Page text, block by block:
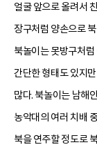
얼굴 앞으로 올려서
장구처럼 양손으로
북놀이는 못방구처
간단한 형태도 있지
많다. 북놀이는 남해
농악대의 여러 치배
북을 연주할 정도로